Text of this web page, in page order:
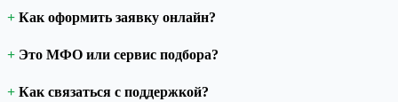
Как оформить заявку онлайн?
Это МФО или сервис подбора?
Как связаться с поддержкой?